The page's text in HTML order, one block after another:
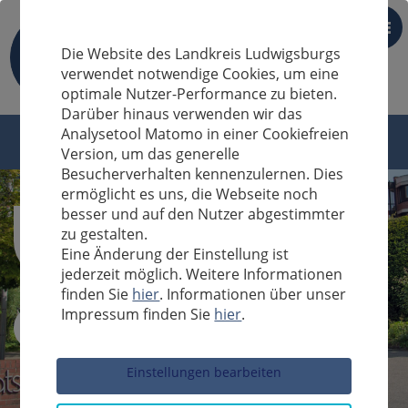
DE
Sucheingabe
Die Website des Landkreis Ludwigsburgs
verwendet notwendige Cookies, um eine
optimale Nutzer-Performance zu bieten.
Darüber hinaus verwenden wir das
Analysetool Matomo in einer Cookiefreien
Version, um das generelle
Besucherverhalten kennenzulernen. Dies
ermöglicht es uns, die Webseite noch
besser und auf den Nutzer abgestimmter
zu gestalten.
Eine Änderung der Einstellung ist
jederzeit möglich. Weitere Informationen
finden Sie hier. Informationen über unser
Impressum finden Sie hier.
Einstellungen bearbeiten